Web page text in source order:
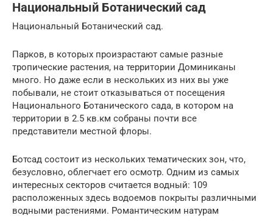
Национальный Ботанический сад
Национальный Ботанический сад.
Парков, в которых произрастают самые разные
тропические растения, на территории Доминиканы
много. Но даже если в нескольких из них вы уже
побывали, не стоит отказываться от посещения
Национального Ботанического сада, в котором на
территории в 2.5 кв.км собраны почти все
представители местной флоры.
Ботсад состоит из нескольких тематических зон, что,
безусловно, облегчает его осмотр. Одним из самых
интересных секторов считается водный: 109
расположенных здесь водоемов покрыты различными
водными растениями. Романтическим натурам